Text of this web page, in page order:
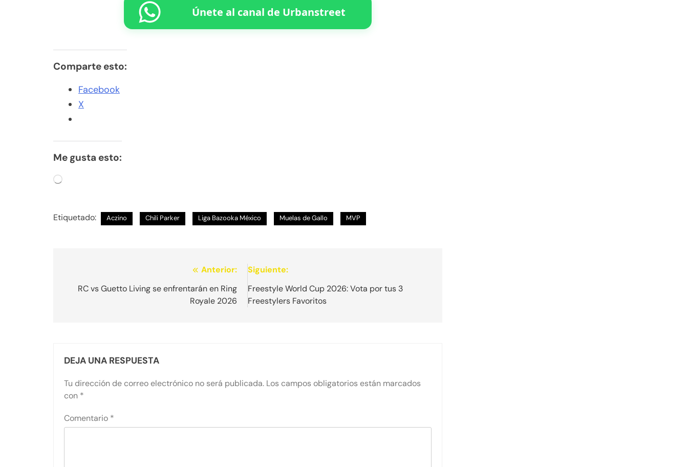
Únete al canal de Urbanstreet
Comparte esto:
Facebook
X
Me gusta esto:
Cargando...
Etiquetado: Aczino Chili Parker Liga Bazooka México Muelas de Gallo MVP
Anterior:
RC vs Guetto Living se enfrentarán en Ring
Royale 2026
Siguiente:
Freestyle World Cup 2026: Vota por tus 3
Freestylers Favoritos
DEJA UNA RESPUESTA
Tu dirección de correo electrónico no será publicada. Los campos obligatorios están marcados
con *
Comentario *